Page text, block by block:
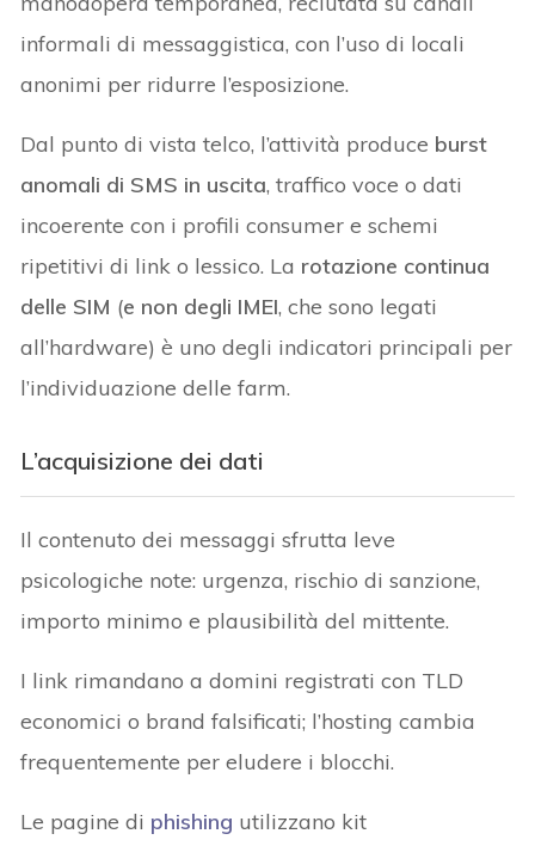
informali di messaggistica, con l’uso di locali
anonimi per ridurre l’esposizione.
Dal punto di vista telco, l’attività produce burst
anomali di SMS in uscita, traffico voce o dati
incoerente con i profili consumer e schemi
ripetitivi di link o lessico. La rotazione continua
delle SIM (e non degli IMEI, che sono legati
all’hardware) è uno degli indicatori principali per
l’individuazione delle farm.
L’acquisizione dei dati
Il contenuto dei messaggi sfrutta leve
psicologiche note: urgenza, rischio di sanzione,
importo minimo e plausibilità del mittente.
I link rimandano a domini registrati con TLD
economici o brand falsificati; l’hosting cambia
frequentemente per eludere i blocchi.
Le pagine di phishing utilizzano kit